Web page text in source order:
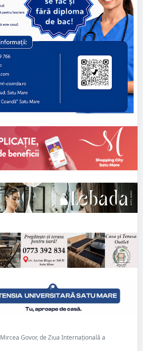
Mircea Govor, de Ziua Internațională a